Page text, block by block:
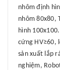
nhôm định
nhôm 80x80,
hình
cứng HV≥60,
sản xuất lắp
nghiệm,